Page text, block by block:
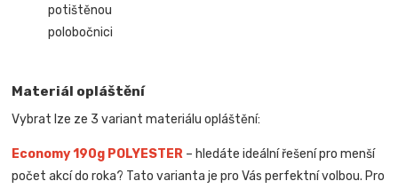
potištěnou
polobočnici
Materiál opláštění
Vybrat lze ze 3 variant materiálu opláštění:
Economy 190g POLYESTER – hledáte ideální řešení pro menší
počet akcí do roka? Tato varianta je pro Vás perfektní volbou. Pro